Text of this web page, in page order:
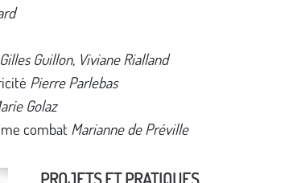
Guillon, Viviane Rialland
Pierre Parlebas
Golaz
combatMarianne de Préville
PROJETS ET PRATIQUES